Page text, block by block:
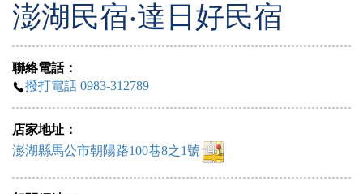
澎湖民宿‧達日好民宿
聯絡電話：
撥打電話 0983-312789
店家地址：
澎湖縣馬公市朝陽路100巷8之1號